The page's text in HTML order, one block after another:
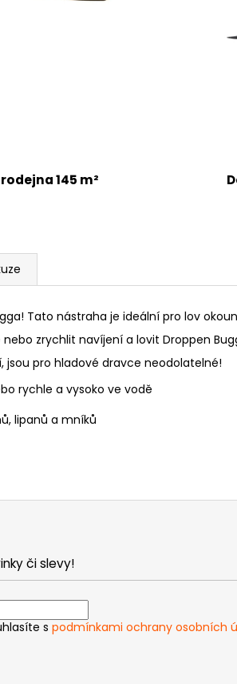
145 m²
Tato nástraha je ideální pro lov
zrychlit navíjení a lovit Droppen
jsou pro hladové dravce neodolatelné!
rychle a vysoko ve vodě
lipanů a mníků
či slevy!
s podmínkami ochrany osobních